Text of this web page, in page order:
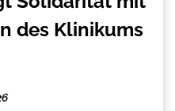
des Klinikums